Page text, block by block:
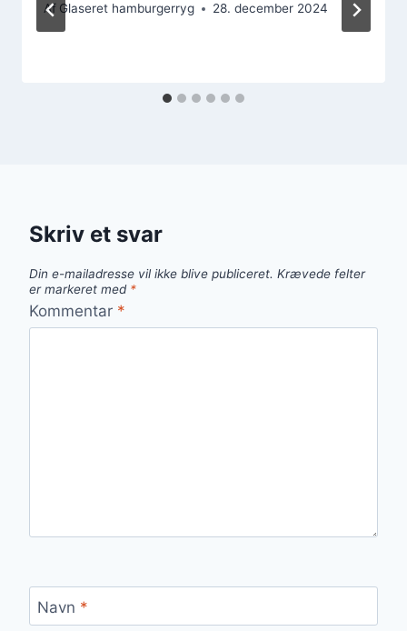
Af Glaseret hamburgerryg 28. december 2024
Skriv et svar
Din e-mailadresse vil ikke blive publiceret. Krævede felter
er markeret med *
Kommentar *
Navn *